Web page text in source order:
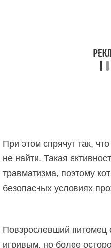
При этом спрячут так,
не найти. Такая
травматизма, поэтому
безопасных условиях
Повзрослевший питомец
игривым, но более